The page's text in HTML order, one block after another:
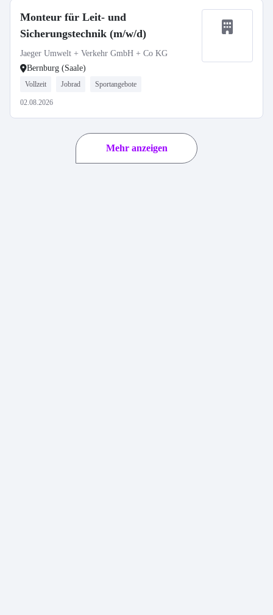
Monteur für Leit- und
Sicherungstechnik (m/w/d)
Jaeger Umwelt + Verkehr GmbH + Co KG
Bernburg (Saale)
Vollzeit Jobrad Sportangebote
02.08.2026
Mehr anzeigen